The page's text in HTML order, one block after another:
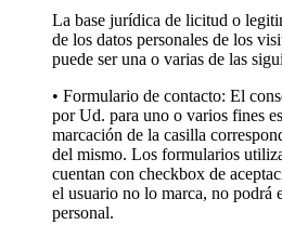
La base jurídica de licitud o
de los datos personales de los
puede ser una o varias de las
• Formulario de contacto: El
por Ud. para uno o varios fines
marcación de la casilla
del mismo. Los formularios
cuentan con checkbox de
el usuario no lo marca, no podrá
personal.